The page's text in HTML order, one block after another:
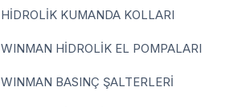
HİDROLİK KUMANDA KOLLARI
WINMAN HİDROLİK EL POMPALARI
WINMAN BASINÇ ŞALTERLERİ